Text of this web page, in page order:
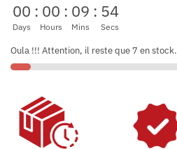
00
Days
: 00
Hours
: 09
Mins
: 53
Secs
Oula !!! Attention, il reste que 7 en stock.